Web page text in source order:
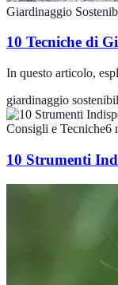
Giardinaggio
10 Tecniche di
In questo articolo,
giardinaggio
Consigli e Tecniche6
10 Strumenti